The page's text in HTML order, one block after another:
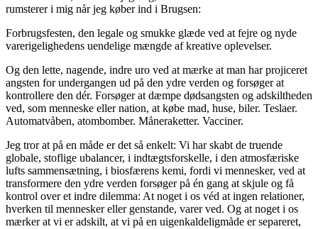
rumsterer i mig når jeg køber ind i Brugsen:
Forbrugsfesten, den legale og smukke glæde ved at fejre og nyde
varerigelighedens uendelige mængde af kreative oplevelser.
Og den lette, nagende, indre uro ved at mærke at man har projiceret
angsten for undergangen ud på den ydre verden og forsøger at
kontrollere den dér. Forsøger at dæmpe dødsangsten og adskiltheden
ved, som menneske eller nation, at købe mad, huse, biler. Teslaer.
Automatvåben, atombomber. Måneraketter. Vacciner.
Jeg tror at på en måde er det så enkelt: Vi har skabt de truende
globale, stoflige ubalancer, i indtægtsforskelle, i den atmosfæriske
lufts sammensætning, i biosfærens kemi, fordi vi mennesker, ved at
transformere den ydre verden forsøger på én gang at skjule og få
kontrol over et indre dilemma: At noget i os véd at ingen relationer,
hverken til mennesker eller genstande, varer ved. Og at noget i os
mærker at vi er adskilt, at vi på en uigenkaldeligmåde er separeret,